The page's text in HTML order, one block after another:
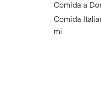
Comida a
Comida
mi